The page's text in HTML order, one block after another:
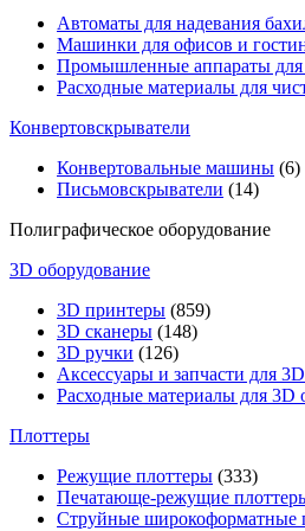
Автоматы для надевания
Машинки для офисов и
Промышленные аппараты
Расходные материалы для
Конвертовскрыватели
Конвертовальные машины (6)
Письмовскрыватели (14)
Полиграфическое оборудование
3D оборудование
3D принтеры (859)
3D сканеры (148)
3D ручки (126)
Аксессуары и запчасти для
Расходные материалы для 3D
Плоттеры
Режущие плоттеры (333)
Печатающе-режущие
Струйные широкоформатные